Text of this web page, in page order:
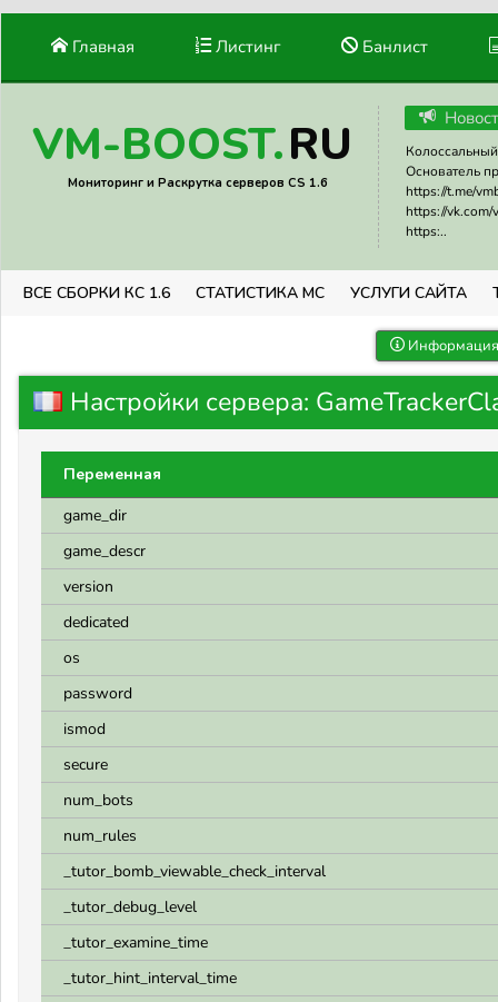
Главная Листинг Банлист
VM-BOOST.RU
Мониторинг и Раскрутка серверов CS 1.6
Основатель
https://t.me/
https://vk.com/
https:..
ВСЕ СБОРКИ КС 1.6 СТАТИСТИКА МС УСЛУГИ САЙТА
Настройки сервера:
Переменная
game_dir
game_descr
version
dedicated
os
password
ismod
secure
num_bots
num_rules
_tutor_bomb_viewable_check_interval
_tutor_debug_level
_tutor_examine_time
_tutor_hint_interval_time